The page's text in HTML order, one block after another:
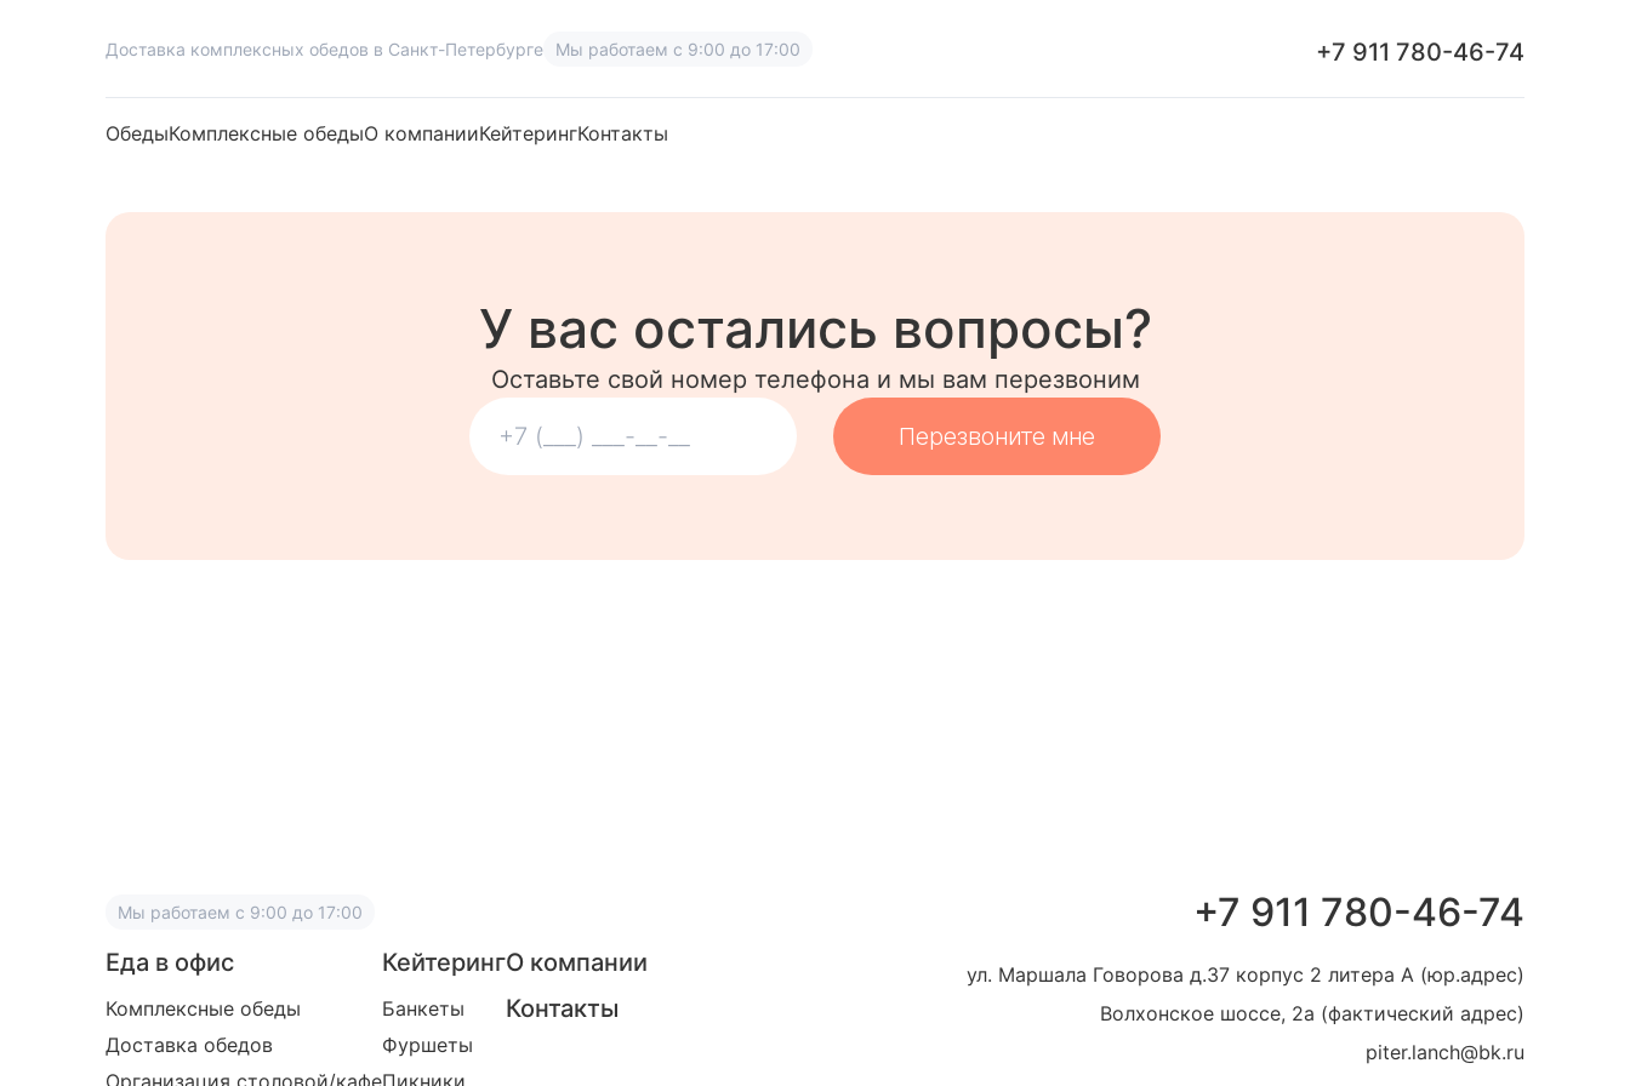
Доставка комплексных обедов в Санкт-Петербурге Мы работаем с 9:00 до 17:00 +7 911 780-46-74
ОбедыКомплексные обедыО компанииКейтерингКонтакты
У вас остались вопросы?
Оставьте свой номер телефона и мы вам перезвоним
Перезвоните мне
Мы работаем с 9:00 до 17:00 +7 911 780-46-74
Еда в офис
Комплексные обеды
Доставка обедов
Организация столовой/кафе
Кейтеринг
Банкеты
Фуршеты
Пикники
О компании
Контакты
ул. Маршала Говорова д.37 корпус 2 литера А (юр.адрес)
Волхонское шоссе, 2а (фактический адрес)
piter.lanch@bk.ru